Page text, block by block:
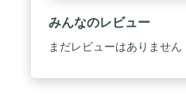
みんなのレビュー
まだレビューはありません